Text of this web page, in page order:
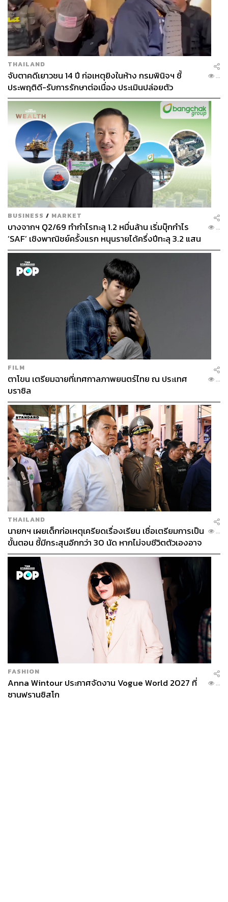
อีกประเด็นคือมาตรการชั่วคราวสำหรับผู้ถือบัตรเดิมที่ไม่ผ่าน
เกณฑ์ โดยกระทรวงการคลังอยู่ระหว่างเสนอให้กลุ่มดังกล่าว
เข้าร่วมโครงการไทยช่วยไทย พลัส 60/40 เป็นเวลา 2 เดือน
ระหว่างวันที่ 1 สิงหาคม-30 กันยายน 2569 เนื่องจากไม่มี
สิทธิลงทะเบียนโครงการดังกล่าวในช่วงเปิดรับสมัคร
ผลการคัดกรองรอบนี้จึงจะเป็นตัวชี้ว่า บัตรสวัสดิการแห่งรัฐ
กำลังขยับจากการใช้เงื่อนไขเชิงทะเบียนเป็นหลัก ไปสู่การ
ประเมินความเปราะบางของครัวเรือนที่ละเอียดขึ้นเพียงใด
และรัฐจะสามารถจัดสรรงบประมาณให้ทันกับจำนวนผู้มีสิทธิ
ที่เพิ่มขึ้นได้หรือไม่
สามารถติดตาม THE STANDARD WEALTH
ผ่านแอปพลิเคชันต่างๆ ที่คุณสะดวกหรือใช้งานอยู่แล้วได้เลย
TAGS: กระทรวงมหาดไทย
กระทรวงการคลัง
ธนาคารแห่งประเทศไทย
บัตรสวัสดิการแห่งรัฐ
สำนักงานเศรษฐกิจการคลัง
ลวรณ แสงสนิท
วินิจ วิเศษสุวรรณภูมิ
851
ปวริศ อำนวยพรไพศาล
Content Creator สำนักข่าว THE
STANDARD WEALTH
ABOUT THE PHOTOGRAPHER
ฐานิส สุดโต
บรรณาธิการภาพ ประจำสำนักข่าว THE
STANDARD
THAILAND
จับตาคดีเยาวชน 14 ปี ก่อเหตุยิงในห้าง กรมพินิจฯ ชี้
ประพฤติดี-รับการรักษาต่อเนื่อง ประเมินปล่อยตัว
...
BUSINESS / MARKET
บางจากฯ Q2/69 ทำกำไรทะลุ 1.2 หมื่นล้าน เริ่มบุ๊กกำไร
‘SAF’ เชิงพาณิชย์ครั้งแรก หนุนรายได้ครึ่งปีทะลุ 3.2 แสน
ล้าน
...
FILM
ตาโขน เตรียมฉายที่เทศกาลภาพยนตร์ไทย ณ ประเทศ
บราซิล
...
THAILAND
นายกฯ เผยเด็กก่อเหตุเครียดเรื่องเรียน เชื่อเตรียมการเป็น
ขั้นตอน ชี้มีกระสุนอีกกว่า 30 นัด หากไม่จบชีวิตตัวเองอาจ
สูญเสียเพิ่ม
...
FASHION
Anna Wintour ประกาศจัดงาน Vogue World 2027 ที่
ซานฟรานซิสโก
...